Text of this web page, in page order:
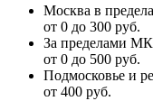
Москва в
от 0 до 300 руб.
За пределами
от 0 до 500 руб.
Подмосковье и
от 400 руб.